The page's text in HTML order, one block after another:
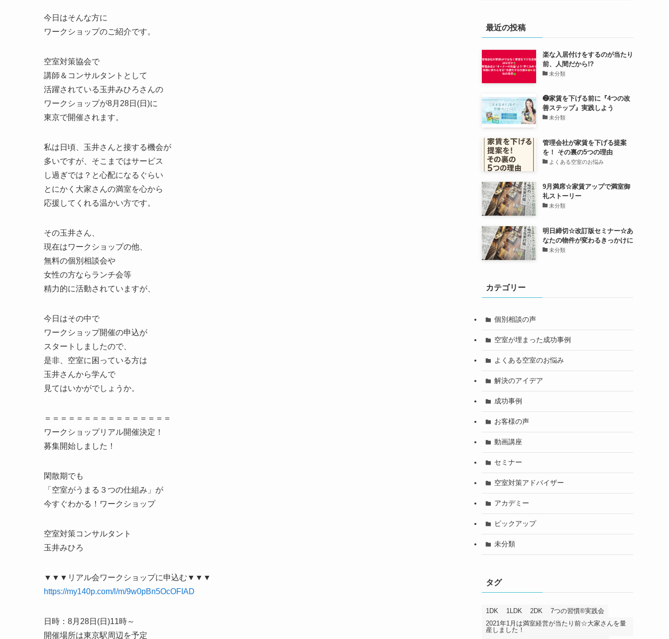
今日はそんな方に
ワークショップのご紹介です。
空室対策協会で
講師＆コンサルタントとして
活躍されている玉井みひろさんの
ワークショップが8月28日(日)に
東京で開催されます。
私は日頃、玉井さんと接する機会が
多いですが、そこまではサービス
し過ぎでは？と心配になるぐらい
とにかく大家さんの満室を心から
応援してくれる温かい方です。
その玉井さん、
現在はワークショップの他、
無料の個別相談会や
女性の方ならランチ会等
精力的に活動されていますが、
今日はその中で
ワークショップ開催の申込が
スタートしましたので、
是非、空室に困っている方は
玉井さんから学んで
見てはいかがでしょうか。
＝＝＝＝＝＝＝＝＝＝＝＝＝＝＝＝
ワークショップリアル開催決定！
募集開始しました！
閑散期でも
「空室がうまる３つの仕組み」が
今すぐわかる！ワークショップ
空室対策コンサルタント
玉井みひろ
▼▼▼リアル会ワークショップに申込む▼▼▼
https://my140p.com/l/m/9w0pBn5OcOFIAD
日時：8月28日(日)11時～
開催場所は東京駅周辺を予定
最近の投稿
楽な入居付けをするのが当たり
前、人間だから!?
未分類
❷家賃を下げる前に『4つの改
善ステップ』実践しよう
未分類
管理会社が家賃を下げる提案
を！ その裏の5つの理由
よくある空室のお悩み
9月満席☆家賃アップで満室御
礼ストーリー
未分類
明日締切☆改訂版セミナー☆あ
なたの物件が変わるきっかけに
未分類
カテゴリー
個別相談の声
空室が埋まった成功事例
よくある空室のお悩み
解決のアイデア
成功事例
お客様の声
動画講座
セミナー
空室対策アドバイザー
アカデミー
ピックアップ
未分類
タグ
1DK 1LDK 2DK
7つの習慣®️実践会
2021年1月は満室経営が当たり前☆大家さんを量
産しました！